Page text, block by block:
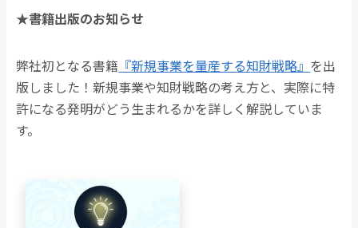
★書籍出版のお知らせ
弊社初となる書籍 『新規事業を量産する知財戦略』 を出
版しました！新規事業や知財戦略の考え方と、実際に特
許になる発明がどう生まれるかを詳しく解説していま
す。